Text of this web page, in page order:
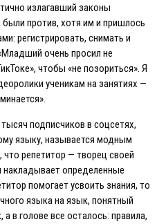
излагавший законы
против, хотя им и пришлось
регистрировать, снимать и
очень просил не
чтобы «не позориться». Я
ученикам на занятиях —
подписчиков в соцсетях,
языку, называется модным
репетитор — творец своей
накладывает определенные
помогает усвоить знания, то
языка на язык, понятный
в голове все осталось: правила,